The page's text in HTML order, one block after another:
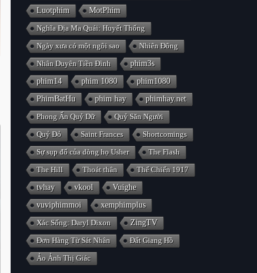
Luotphim
MotPhim
Nghĩa Địa Ma Quái: Huyết Thống
Ngày xưa có một ngôi sao
Nhiên Đông
Nhân Duyên Tiền Đình
phim3s
phim14
phim 1080
phim1080
PhimBatHu
phim hay
phimhay.net
Phong Ấn Quỷ Dữ
Quỷ Săn Người
Quỷ Đỏ
Saint Frances
Shortcomings
Sự sụp đổ của dòng họ Usher
The Flash
The Hill
Thoát thân
Thế Chiến 1917
tvhay
vkool
Vuighe
vuviphimmoi
xemphimplus
Xác Sống: Daryl Dixon
ZingTV
Đơn Hàng Từ Sát Nhân
Đất Giang Hồ
Ảo Ảnh Thị Giác